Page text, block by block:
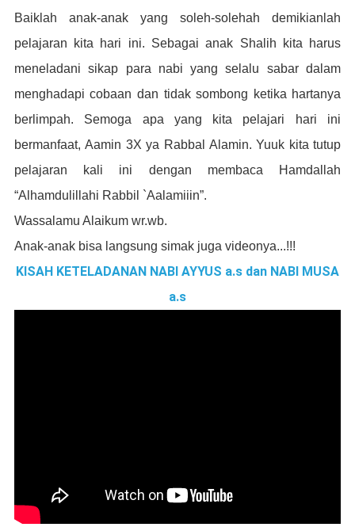
Baiklah anak-anak yang soleh-solehah demikianlah
pelajaran kita hari ini. Sebagai anak Shalih kita harus
meneladani sikap para nabi yang selalu sabar dalam
menghadapi cobaan dan tidak sombong ketika hartanya
berlimpah. Semoga apa yang kita pelajari hari ini
bermanfaat,Aamin 3X ya Rabbal Alamin.Yuuk kita tutup
pelajaran kali ini dengan membaca Hamdallah
“Alhamdulillahi Rabbil `Aalamiiin”.
Wassalamu Alaikum wr.wb.
Anak-anak bisa langsung simak juga videonya...!!!
KISAH KETELADANAN NABI AYYUS a.s dan NABI MUSA
a.s